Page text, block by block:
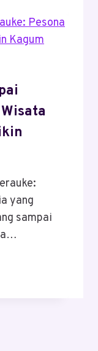
yang
sampai